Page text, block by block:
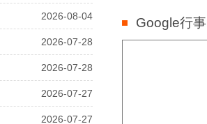
2026-08-04
2026-07-28
2026-07-28
2026-07-27
2026-07-27
Google行事